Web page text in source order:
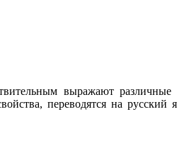
выражают различные
переводятся на